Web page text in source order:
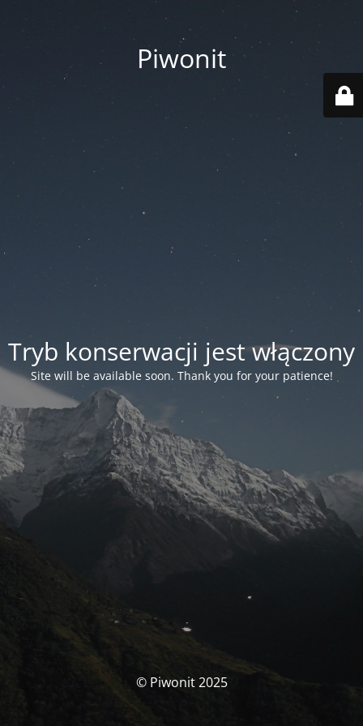
Piwonit
Tryb konserwacji jest włączony
Site will be available soon. Thank you for your patience!
© Piwonit 2025